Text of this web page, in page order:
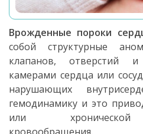
Врожденные пороки
собой структурные
клапанов, отверстий
камерами сердца или
нарушающих
гемодинамику и это
или хронической